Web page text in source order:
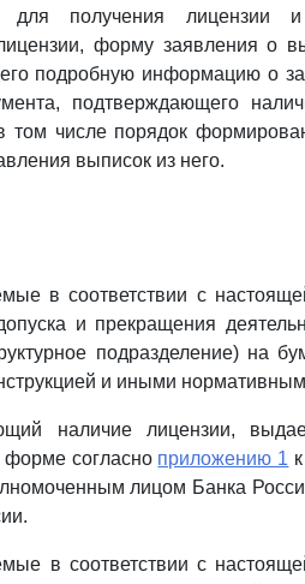
для получения лицензии
форму заявления о
подробную информацию о
подтверждающего
том числе порядок
выписок из него.
в соответствии с
и прекращения
подразделение) на
и иными
наличие лицензии,
согласно приложению 1
лицом Банка
в соответствии с